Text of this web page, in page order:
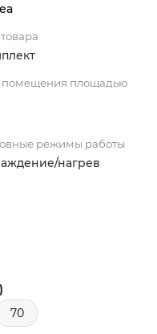
помещения площадью
режимы работы
нагрев
70